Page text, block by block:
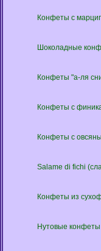
Конфеты с
Шоколадные
Конфеты "а-ля
Конфеты с
Конфеты с
Salame di fichi
Конфеты из
Нутовые